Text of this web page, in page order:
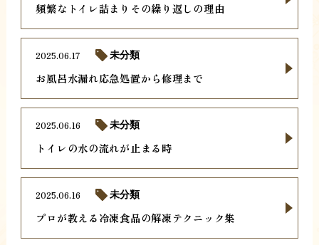
頻繁なトイレ詰まりその繰り返しの理由
お風呂水漏れ応急処置から修理まで
2025.06.17 未分類
トイレの水の流れが止まる時
2025.06.16 未分類
プロが教える冷凍食品の解凍テクニック集
2025.06.16 未分類